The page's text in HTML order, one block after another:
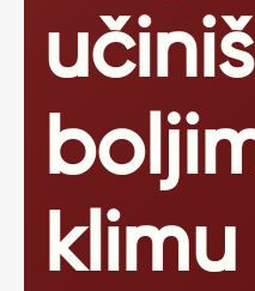
učiniš
klimu